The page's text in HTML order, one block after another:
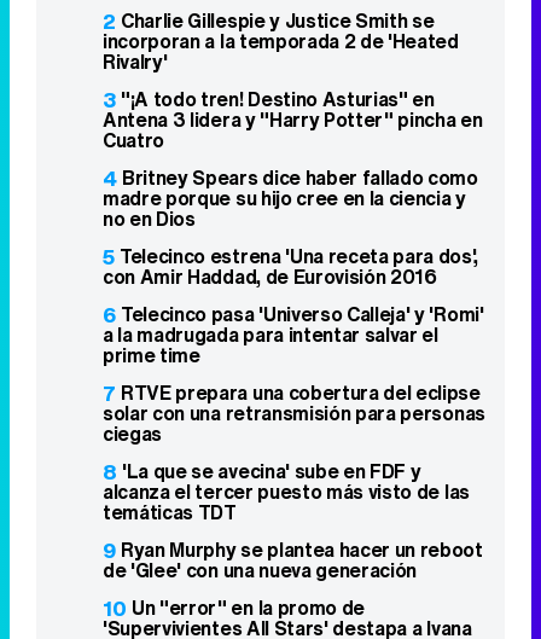
2 Charlie Gillespie y Justice Smith se
incorporan a la temporada 2 de 'Heated
Rivalry'
3 "¡A todo tren! Destino Asturias" en
Antena 3 lidera y "Harry Potter" pincha en
Cuatro
4 Britney Spears dice haber fallado como
madre porque su hijo cree en la ciencia y
no en Dios
5 Telecinco estrena 'Una receta para dos',
con Amir Haddad, de Eurovisión 2016
6 Telecinco pasa 'Universo Calleja' y 'Romi'
a la madrugada para intentar salvar el
prime time
7 RTVE prepara una cobertura del eclipse
solar con una retransmisión para personas
ciegas
8 'La que se avecina' sube en FDF y
alcanza el tercer puesto más visto de las
temáticas TDT
9 Ryan Murphy se plantea hacer un reboot
de 'Glee' con una nueva generación
10 Un "error" en la promo de
'Supervivientes All Stars' destapa a Ivana